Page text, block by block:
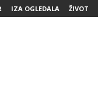
IZA OGLEDALA ŽIVOT